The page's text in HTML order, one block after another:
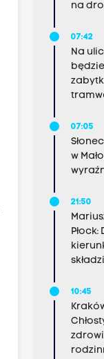
na
07:42
Na
07:05
w
21:50
10:45